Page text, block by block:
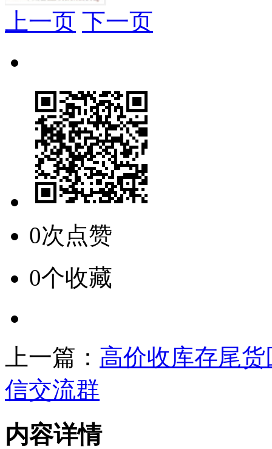
上一页 下一页
0次点赞
0个收藏
上一篇： 高价收库存尾货
信交流群
内容详情